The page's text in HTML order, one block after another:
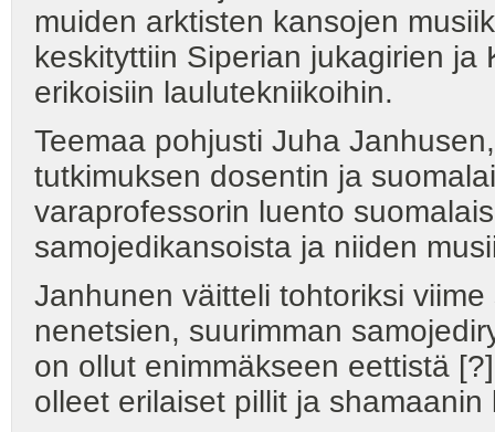
muiden arktisten kansojen
keskityttiin Siperian jukagirien
erikoisiin laulutekniikoihin.
Teemaa pohjusti Juha
tutkimuksen dosentin ja
varaprofessorin luento
samojedikansoista ja niiden
Janhunen väitteli tohtoriksi
nenetsien, suurimman
on ollut enimmäkseen eettistä
olleet erilaiset pillit ja